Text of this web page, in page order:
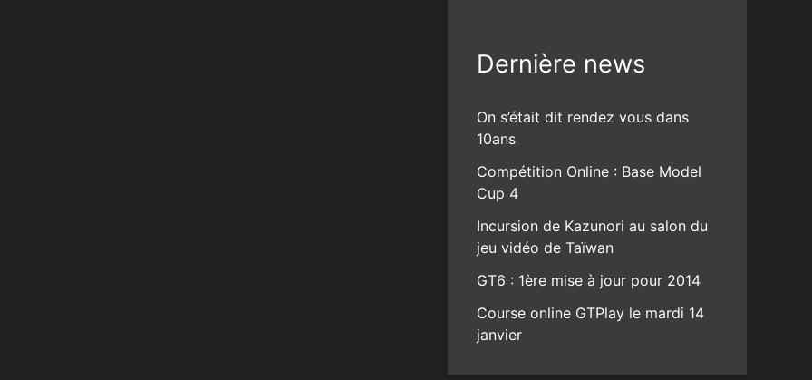
Dernière news
On s’était dit rendez vous dans
10ans
Compétition Online : Base Model
Cup 4
Incursion de Kazunori au salon du
jeu vidéo de Taïwan
GT6 : 1ère mise à jour pour 2014
Course online GTPlay le mardi 14
janvier